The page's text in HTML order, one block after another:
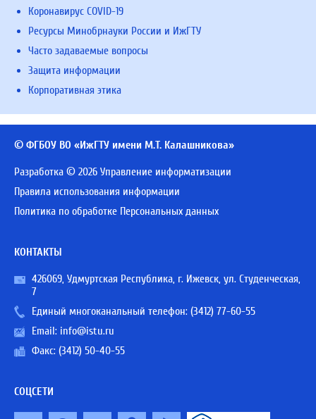
Коронавирус COVID-19
Ресурсы Минобрнауки России и ИжГТУ
Часто задаваемые вопросы
Защита информации
Корпоративная этика
© ФГБОУ ВО «ИжГТУ имени М.Т. Калашникова»
Разработка © 2026 Управление информатизации
Правила использования информации
Политика по обработке Персональных данных
КОНТАКТЫ
426069, Удмуртская Республика, г. Ижевск, ул. Студенческая,
7
Единый многоканальный телефон: (3412) 77-60-55
Email: info@istu.ru
Факс: (3412) 50-40-55
СОЦСЕТИ